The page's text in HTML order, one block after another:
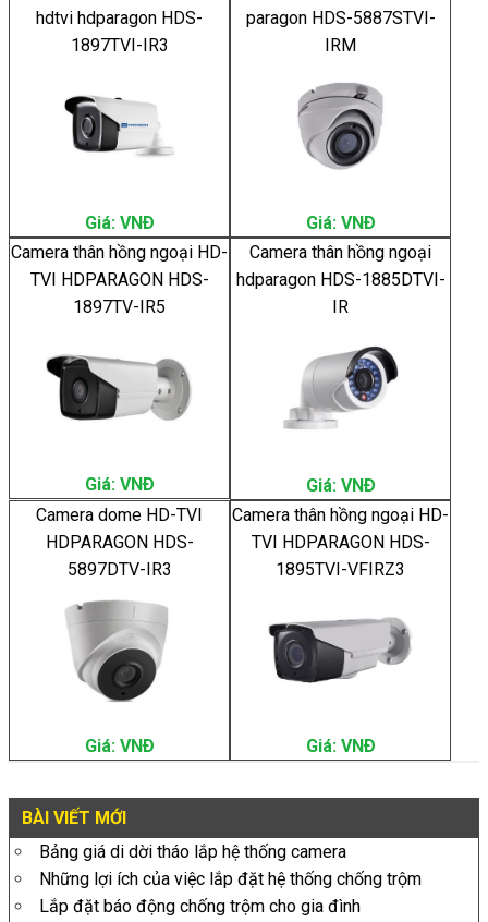
hdtvi hdparagon HDS-
1897TVI-IR3
Giá: VNÐ
paragon HDS-5887STVI-
IRM
Giá: VNÐ
Camera thân hồng ngoại HD-
TVI HDPARAGON HDS-
1897TV-IR5
Giá: VNÐ
Camera thân hồng ngoại
hdparagon HDS-1885DTVI-
IR
Giá: VNÐ
Camera dome HD-TVI
HDPARAGON HDS-
5897DTV-IR3
Giá: VNÐ
Camera thân hồng ngoại HD-
TVI HDPARAGON HDS-
1895TVI-VFIRZ3
Giá: VNÐ
BÀI VIẾT MỚI
Bảng giá di dời tháo lắp hệ thống camera
Những lợi ích của việc lắp đặt hệ thống chống trộm
Lắp đặt báo động chống trộm cho gia đình